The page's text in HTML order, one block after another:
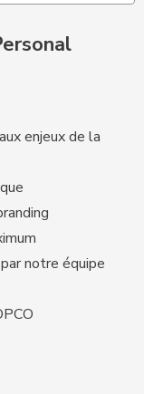
enjeux de la
notre équipe